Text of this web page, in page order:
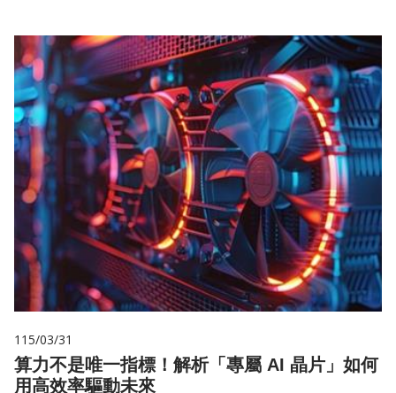
115/03/31
算力不是唯一指標！解析「專屬 AI 晶片」如何
用高效率驅動未來